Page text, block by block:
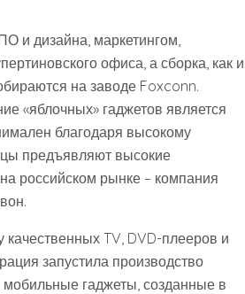
и дизайна, маркетингом,
офиса, а сборка, как и
на заводе Foxconn.
«яблочных» гаджетов является
благодаря высокому
предъявляют высокие
российском рынке – компания
качественных TV, DVD-плееров и
запустила производство
гаджеты, созданные в